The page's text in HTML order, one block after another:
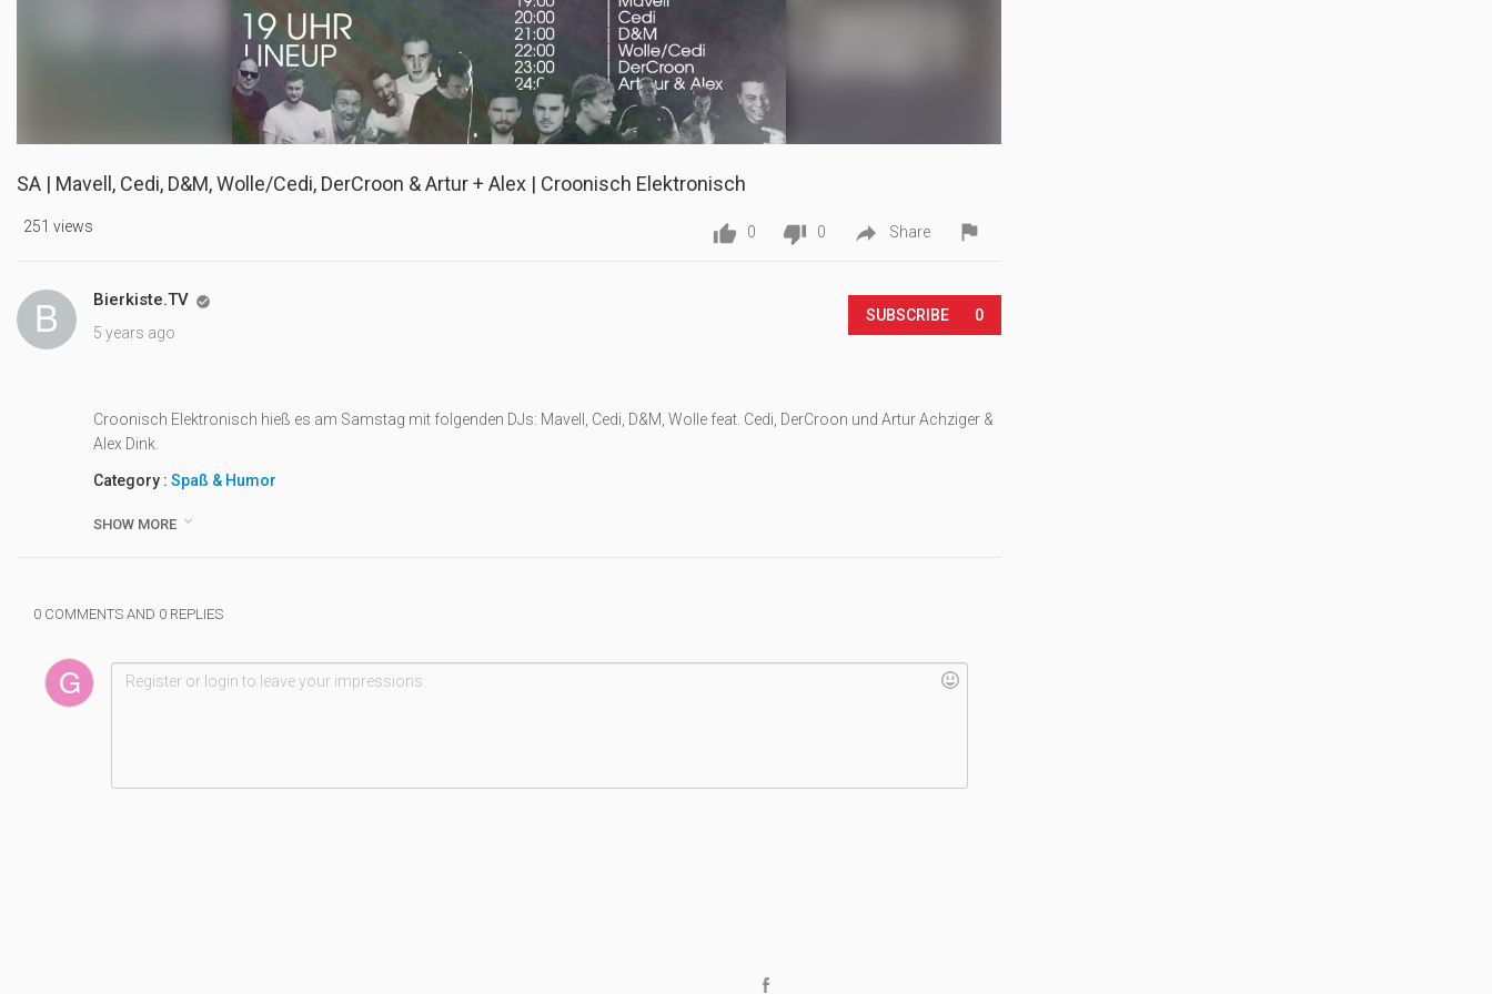
SA | Mavell, Cedi, D&M, Wolle/Cedi, DerCroon & Artur + Alex | Croonisch Elektronisch
251 views  0  0  Share 
Bierkiste.TV 
5 years ago
SUBSCRIBE 0
Croonisch Elektronisch hieß es am Samstag mit folgenden DJs: Mavell, Cedi, D&M, Wolle feat. Cedi, DerCroon und Artur Achziger &
Alex Dink.
Category : Spaß & Humor
#samstag #
SHOW MORE 
0 COMMENTS AND 0 REPLIES